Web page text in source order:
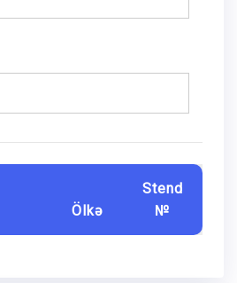
Ölkə
Stend
№